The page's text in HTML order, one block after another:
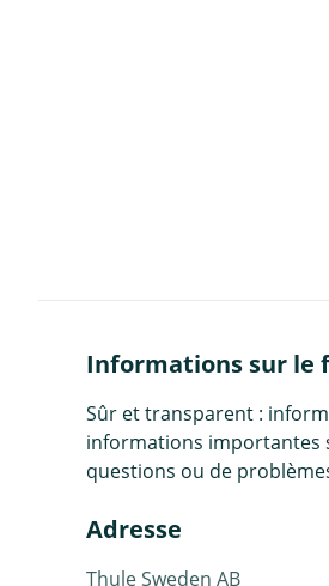
Informations sur le
Sûr et transparent :
informations importantes
questions ou de
Adresse
Thule Sweden AB